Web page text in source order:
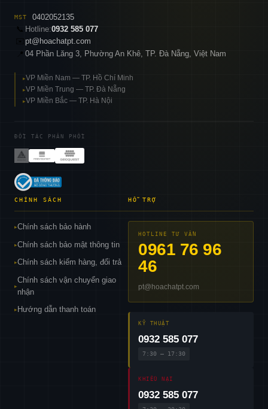
MST
0402052135
📞 Hotline:0932 585 077
pt@hoachatpt.com
04 Phần Lăng 3, Phường An Khê, TP. Đà Nẵng, Việt Nam
▸VP Miền Nam — TP. Hồ Chí Minh
▸VP Miền Trung — TP. Đà Nẵng
▸VP Miền Bắc — TP. Hà Nội
ĐỐI TÁC PHÂN PHỐI
CHÍNH SÁCH
▸Chính sách bảo hành
▸Chính sách bảo mật thông tin
▸Chính sách kiểm hàng, đổi trả
▸
Chính sách vận chuyển giao
nhận
▸ Hướng dẫn thanh toán
HỖ TRỢ
HOTLINE TƯ VẤN
0961 76 96
46
pt@hoachatpt.com
KỸ THUẬT
0932 585 077
7:30 – 17:30
KHIẾU NẠI
0932 585 077